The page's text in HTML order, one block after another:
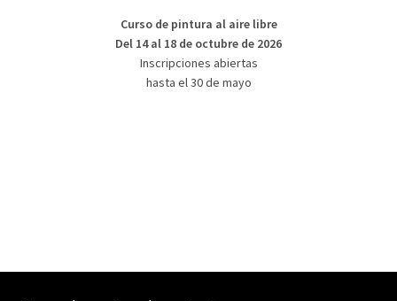
Curso de pintura al aire libre
Del 14 al 18 de octubre de 2026
Inscripciones abiertas
hasta el 30 de mayo